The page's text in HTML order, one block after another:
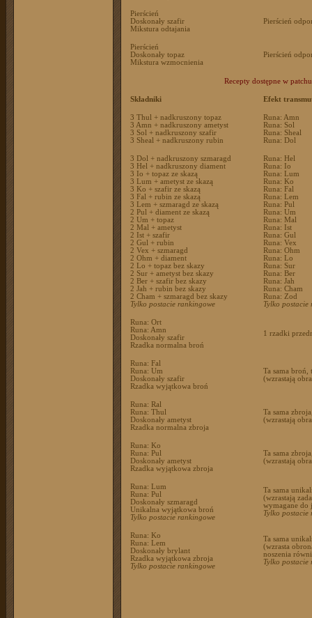
Pierścień
Doskonały szafir
Mikstura odtajania
Pierścień
Pierścień
Doskonały topaz
Mikstura wzmocnienia
Pierścień
Recepty dostępne w
Składniki Efekt
3 Thul + nadkruszony topaz
3 Amn + nadkruszony ametyst
3 Sol + nadkruszony szafir
3 Sheal + nadkruszony rubin
Runa: Amn
Runa: Sol
Runa: Sheal
Runa: Dol
3 Dol + nadkruszony szmaragd
3 Hel + nadkruszony diament
3 Io + topaz ze skazą
3 Lum + ametyst ze skazą
3 Ko + szafir ze skazą
3 Fal + rubin ze skazą
3 Lem + szmaragd ze skazą
2 Pul + diament ze skazą
2 Um + topaz
2 Mal + ametyst
2 Ist + szafir
2 Gul + rubin
2 Vex + szmaragd
2 Ohm + diament
2 Lo + topaz bez skazy
2 Sur + ametyst bez skazy
2 Ber + szafir bez skazy
2 Jah + rubin bez skazy
2 Cham + szmaragd bez skazy
Tylko postacie rankingowe
Runa: Hel
Runa: Io
Runa: Lum
Runa: Ko
Runa: Fal
Runa: Lem
Runa: Pul
Runa: Um
Runa: Mal
Runa: Ist
Runa: Gul
Runa: Vex
Runa: Ohm
Runa: Lo
Runa: Sur
Runa: Ber
Runa: Jah
Runa: Cham
Runa: Zod
Tylko postacie
Runa: Ort
Runa: Amn
Doskonały szafir
Rzadka normalna broń
1 rzadki
Runa: Fal
Runa: Um
Doskonały szafir
Rzadka wyjątkowa broń
Ta sama broń,
(wzrastają
Runa: Ral
Runa: Thul
Doskonały ametyst
Rzadka normalna zbroja
Ta sama
(wzrastają
Runa: Ko
Runa: Pul
Doskonały ametyst
Rzadka wyjątkowa zbroja
Ta sama
(wzrastają
Runa: Lum
Runa: Pul
Doskonały szmaragd
Unikalna wyjątkowa broń
Tylko postacie rankingowe
Ta sama
(wzrastają
wymagane do
Tylko postacie
Runa: Ko
Runa: Lem
Doskonały brylant
Rzadka wyjątkowa zbroja
Tylko postacie rankingowe
Ta sama
(wzrasta
noszenia
Tylko postacie